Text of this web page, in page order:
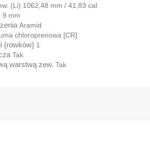
(Li) 1062,48 mm / 41,83 cal
9 mm
Aramid
chloroprenowa [CR]
{rowków} 1
Tak
warstwą zew. Tak